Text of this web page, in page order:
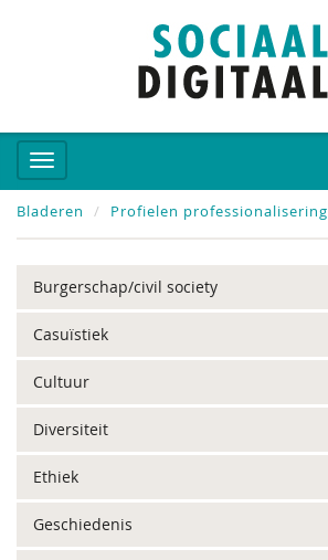
Bladeren Profielen professionalisering
Burgerschap/civil society
Casuïstiek
Cultuur
Diversiteit
Ethiek
Geschiedenis